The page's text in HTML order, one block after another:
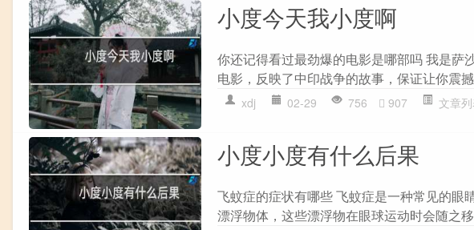
小度今天我小度啊
你还记得看过最劲爆的电影是哪部吗 我是萨
电影，反映了中印战争的故事，保证让你震
xdj 02-29 756 907 文章
小度小度有什么后果
飞蚊症的症状有哪些 飞蚊症是一种常见的眼
漂浮物体，这些漂浮物在眼球运动时会随之